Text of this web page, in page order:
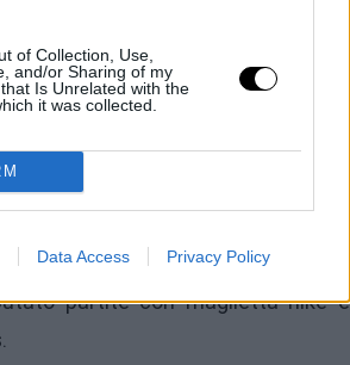
of Collection, Use,
and/or Sharing of my
Is Unrelated with the
it was collected.
Data Access Privacy Policy
l'autenticità di Mannarino è che
uno sponsor. Anche se veste il
Celio, si tratta di un accordo
sempre la stessa maglietta
giocato con Babolat e, in qualche
partite con maglietta nike e